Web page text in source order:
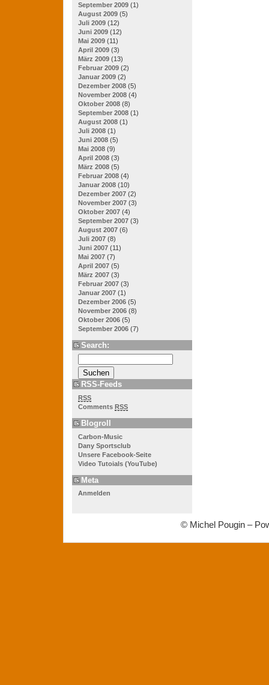
September 2009 (1)
August 2009 (5)
Juli 2009 (12)
Juni 2009 (12)
Mai 2009 (11)
April 2009 (3)
März 2009 (13)
Februar 2009 (2)
Januar 2009 (2)
Dezember 2008 (5)
November 2008 (4)
Oktober 2008 (8)
September 2008 (1)
August 2008 (1)
Juli 2008 (1)
Juni 2008 (5)
Mai 2008 (9)
April 2008 (3)
März 2008 (5)
Februar 2008 (4)
Januar 2008 (10)
Dezember 2007 (2)
November 2007 (3)
Oktober 2007 (4)
September 2007 (3)
August 2007 (6)
Juli 2007 (8)
Juni 2007 (11)
Mai 2007 (7)
April 2007 (5)
März 2007 (3)
Februar 2007 (3)
Januar 2007 (1)
Dezember 2006 (5)
November 2006 (8)
Oktober 2006 (5)
September 2006 (7)
Search:
RSS-Feeds
RSS
Comments RSS
Blogroll
Carbon-Music
Dany Sportsclub
Unsere Facebook-Seite
Video Tutoials (YouTube)
Meta
Anmelden
© Michel Pougin –